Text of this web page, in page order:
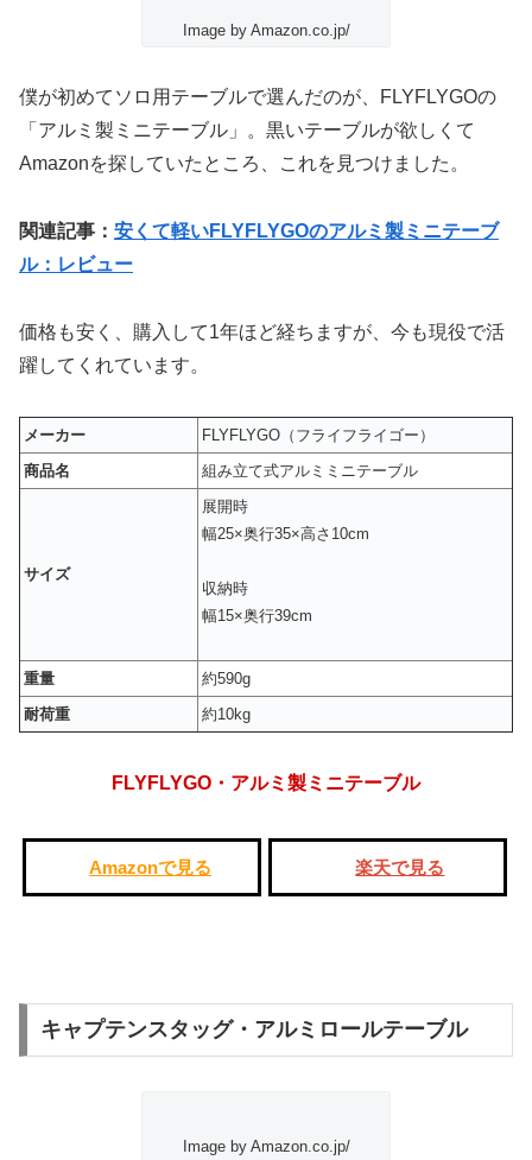
Image by Amazon.co.jp/
僕が初めてソロ用テーブルで選んだのが、FLYFLYGOの
「アルミ製ミニテーブル」
。黒いテーブルが欲しくて
Amazonを探していたところ、これを見つけました。
関連記事： 安くて軽いFLYFLYGOのアルミ製ミニテーブ
ル：レビュー
価格も安く、購入して1年ほど経ちますが、今も現役で活
躍してくれています。
メーカー
FLYFLYGO（フライフライゴー）
商品名
組み立て式アルミミニテーブル
サイズ
展開時
幅25×奥行35×高さ10cm
収納時
幅15×奥行39cm
重量
約590g
耐荷重
約10kg
FLYFLYGO・アルミ製ミニテーブル
Amazonで見る 楽天で見る
キャプテンスタッグ・アルミロールテーブル
Image by Amazon.co.jp/